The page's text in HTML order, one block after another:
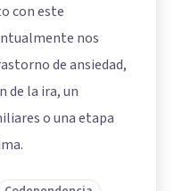
con este
nos
de ansiedad,
de la ira, un
o una etapa